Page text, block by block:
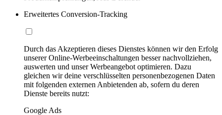
Erweitertes Conversion-Tracking
Durch das Akzeptieren dieses Dienstes können wir den Erfolg
unserer Online-Werbeeinschaltungen besser nachvollziehen,
auswerten und unser Werbeangebot optimieren. Dazu
gleichen wir deine verschlüsselten personenbezogenen Daten
mit folgenden externen Anbietenden ab, sofern du deren
Dienste bereits nutzt:
Google Ads